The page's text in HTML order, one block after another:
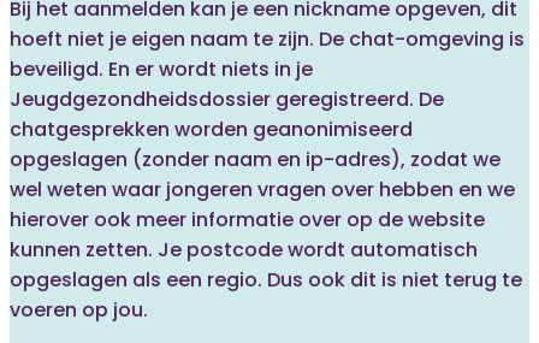
Bij het aanmelden kan je een nickname opgeven, dit
hoeft niet je eigen naam te zijn. De chat-omgeving is
beveiligd. En er wordt niets in je
Jeugdgezondheidsdossier geregistreerd. De
chatgesprekken worden geanonimiseerd
opgeslagen (zonder naam en ip-adres), zodat we
wel weten waar jongeren vragen over hebben en we
hierover ook meer informatie over op de website
kunnen zetten. Je postcode wordt automatisch
opgeslagen als een regio. Dus ook dit is niet terug te
voeren op jou.